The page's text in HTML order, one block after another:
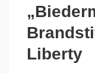
Liberty